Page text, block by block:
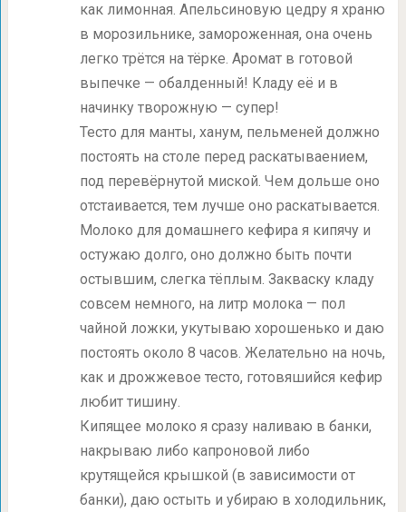
как лимонная. Апельсиновую цедру я храню
в морозильнике, замороженная, она очень
легко трётся на тёрке. Аромат в готовой
выпечке — обалденный! Кладу её и в
начинку творожную — супер!
Тесто для манты, ханум, пельменей должно
постоять на столе перед раскатываением,
под перевёрнутой миской. Чем дольше оно
отстаивается, тем лучше оно раскатывается.
Молоко для домашнего кефира я кипячу и
остужаю долго, оно должно быть почти
остывшим, слегка тёплым. Закваску кладу
совсем немного, на литр молока — пол
чайной ложки, укутываю хорошенько и даю
постоять около 8 часов. Желательно на ночь,
как и дрожжевое тесто, готовяшийся кефир
любит тишину.
Кипящее молоко я сразу наливаю в банки,
накрываю либо капроновой либо
крутящейся крышкой (в зависимости от
банки), даю остыть и убираю в холодильник,